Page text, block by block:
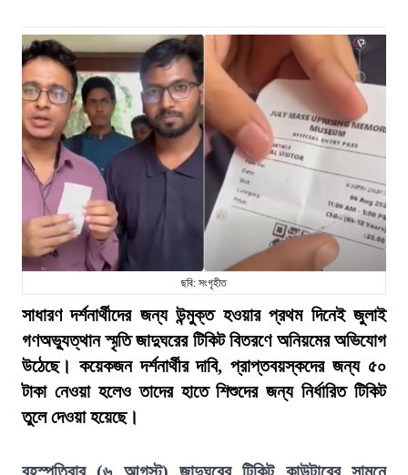
ছবি: সংগৃহীত
সাধারণ দর্শনার্থীদের জন্য উন্মুক্ত হওয়ার প্রথম দিনেই জুলাই
গণঅভ্যুত্থান স্মৃতি জাদুঘরের টিকিট বিতরণে অনিয়মের অভিযোগ
উঠেছে। কয়েকজন দর্শনার্থীর দাবি, প্রাপ্তবয়স্কদের জন্য ৫০
টাকা নেওয়া হলেও তাদের হাতে শিশুদের জন্য নির্ধারিত টিকিট
তুলে দেওয়া হয়েছে।